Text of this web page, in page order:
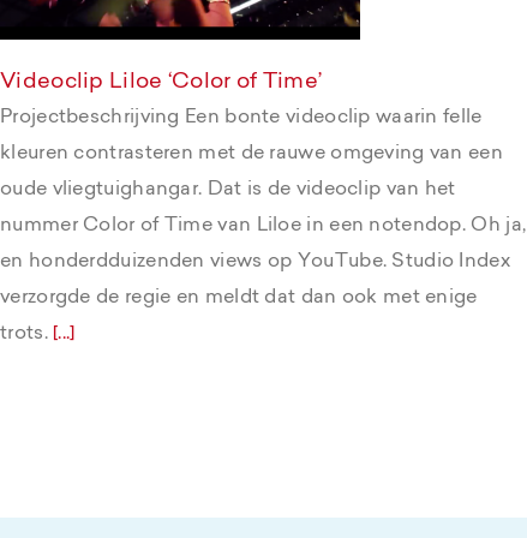
Videoclip Liloe ‘Color of Time’
Projectbeschrijving Een bonte videoclip waarin felle
kleuren contrasteren met de rauwe omgeving van een
oude vliegtuighangar. Dat is de videoclip van het
nummer Color of Time van Liloe in een notendop. Oh ja,
en honderdduizenden views op YouTube. Studio Index
verzorgde de regie en meldt dat dan ook met enige
trots. [...]